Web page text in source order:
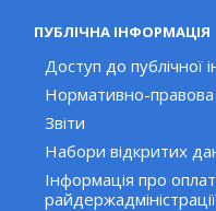
ПУБЛІЧНА ІНФОРМАЦІЯ
Доступ до публічної
Нормативно-правова
Звіти
Набори відкритих
Інформація про
райдержадміністрації